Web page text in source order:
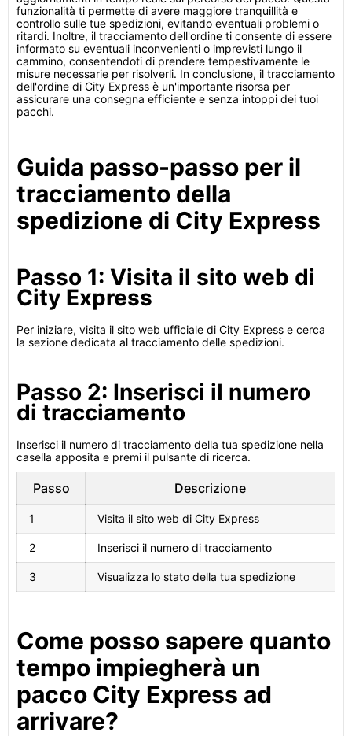
funzionalità ti permette di avere maggiore tranquillità e
controllo sulle tue spedizioni, evitando eventuali problemi o
ritardi. Inoltre, il tracciamento dell'ordine ti consente di essere
informato su eventuali inconvenienti o imprevisti lungo il
cammino, consentendoti di prendere tempestivamente le
misure necessarie per risolverli. In conclusione, il tracciamento
dell'ordine di City Express è un'importante risorsa per
assicurare una consegna efficiente e senza intoppi dei tuoi
pacchi.
Guida passo-passo per il
tracciamento della
spedizione di City Express
Passo 1: Visita il sito web di
City Express
Per iniziare, visita il sito web ufficiale di City Express e cerca
la sezione dedicata al tracciamento delle spedizioni.
Passo 2: Inserisci il numero
di tracciamento
Inserisci il numero di tracciamento della tua spedizione nella
casella apposita e premi il pulsante di ricerca.
Passo Descrizione
1 Visita il sito web di City Express
2 Inserisci il numero di tracciamento
3 Visualizza lo stato della tua spedizione
Come posso sapere quanto
tempo impiegherà un
pacco City Express ad
arrivare?